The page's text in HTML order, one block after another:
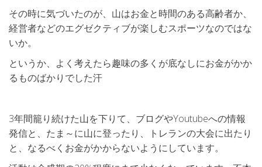
その時に気づいたのが、山はお金と時間のある高齢者か、
経営者などのエグゼクティブが楽しむスポーツなのではな
いか。
というか、よく考えたら趣味の多くが底なしにお金がかか
るものばかりでした汗
3年間籠り続けた山を下りて、ブログやYoutubeへの情報
発信と、たま～に山に登ったり、トレランの大会に出たり
と、なるべくお金がかからないようにしています。